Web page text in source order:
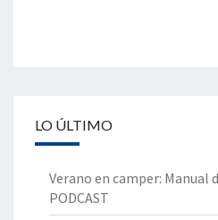
LO ÚLTIMO
Verano en camper: Manual
PODCAST